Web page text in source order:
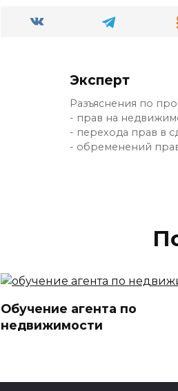
Эксперт
Разъяснения по
- прав на
- перехода прав в
- обременений
Обучение агента по
недвижимости